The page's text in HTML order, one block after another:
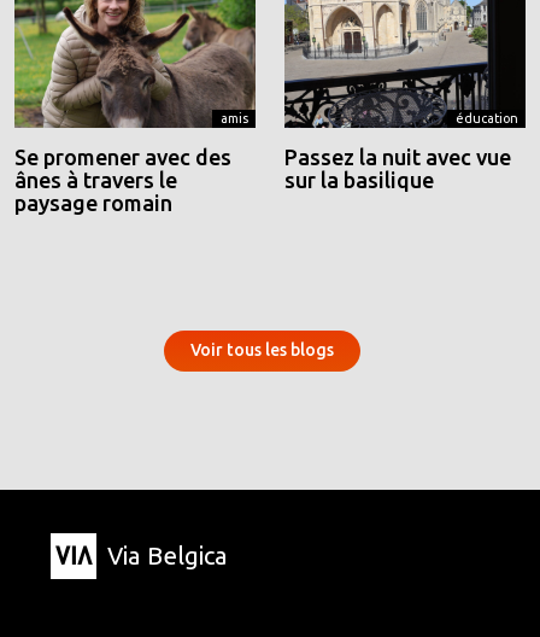
amis
Se promener avec des
ânes à travers le
paysage romain
éducation
Passez la nuit avec vue
sur la basilique
Voir tous les blogs
Via Belgica